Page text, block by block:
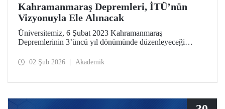
Kahramanmaraş Depremleri, İTÜ’nün
Vizyonuyla Ele Alınacak
Üniversitemiz, 6 Şubat 2023 Kahramanmaraş
Depremlerinin 3’üncü yıl dönümünde düzenleyeceği
Yer Bilimleri Enstitüsünde 6 Şubat günü kamuoyuyla
afet tehlikelerine uzanan geniş bir yelpazede ele alınacak.
02 Şub 2026 Akademik